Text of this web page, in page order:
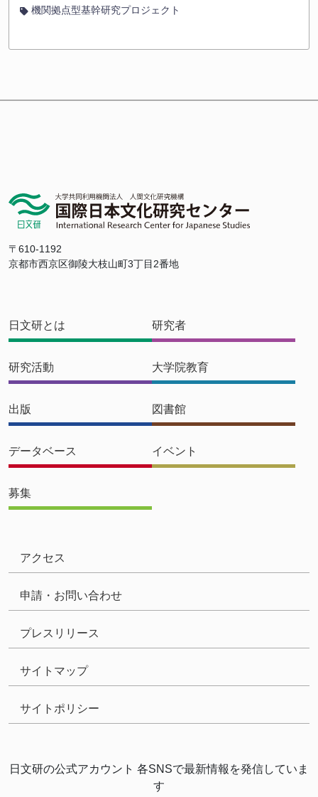
機関拠点型基幹研究プロジェクト
〒610-1192
京都市西京区御陵大枝山町3丁目2番地
日文研とは 研究者
研究活動 大学院教育
出版 図書館
データベース イベント
募集
アクセス
申請・お問い合わせ
プレスリリース
サイトマップ
サイトポリシー
日文研の公式アカウント 各SNSで最新情報を発信していま
す